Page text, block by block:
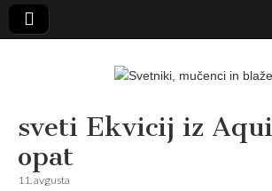
sveti Ekvicij iz
opat
11. avgusta